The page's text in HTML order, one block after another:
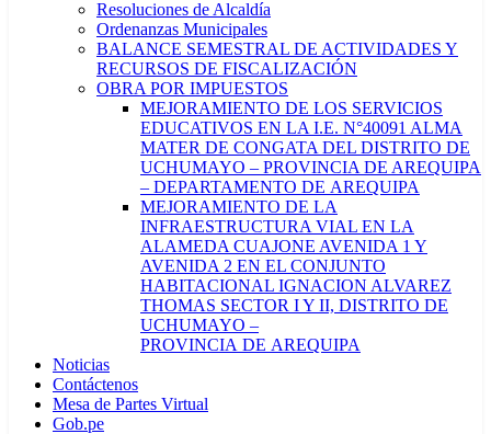
Resoluciones de Alcaldía
Ordenanzas Municipales
BALANCE SEMESTRAL DE ACTIVIDADES Y
RECURSOS DE FISCALIZACIÓN
OBRA POR IMPUESTOS
MEJORAMIENTO DE LOS SERVICIOS
EDUCATIVOS EN LA I.E. N°40091 ALMA
MATER DE CONGATA DEL DISTRITO DE
UCHUMAYO – PROVINCIA DE AREQUIPA
– DEPARTAMENTO DE AREQUIPA
MEJORAMIENTO DE LA
INFRAESTRUCTURA VIAL EN LA
ALAMEDA CUAJONE AVENIDA 1 Y
AVENIDA 2 EN EL CONJUNTO
HABITACIONAL IGNACION ALVAREZ
THOMAS SECTOR I Y II, DISTRITO DE
UCHUMAYO –
PROVINCIA DE AREQUIPA
Noticias
Contáctenos
Mesa de Partes Virtual
Gob.pe